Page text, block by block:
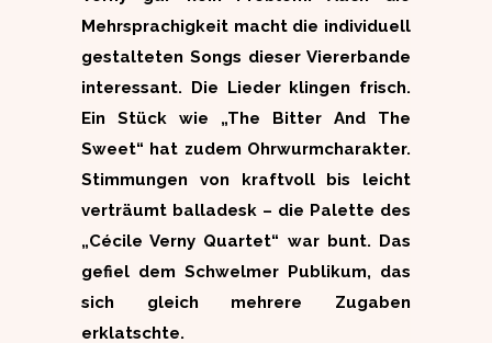
Mehrsprachigkeit macht die individuell
gestalteten Songs dieser Viererbande
interessant. Die Lieder klingen frisch.
Ein Stück wie „The Bitter And The
Sweet“ hat zudem Ohrwurmcharakter.
Stimmungen von kraftvoll bis leicht
verträumt balladesk – die Palette des
„Cécile Verny Quartet“ war bunt. Das
gefiel dem Schwelmer Publikum, das
sich gleich mehrere Zugaben
erklatschte.